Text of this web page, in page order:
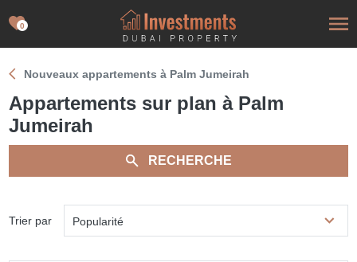
0
Nouveaux appartements à Palm Jumeirah
Appartements sur plan à Palm
Jumeirah
RECHERCHE
Trier par Popularité